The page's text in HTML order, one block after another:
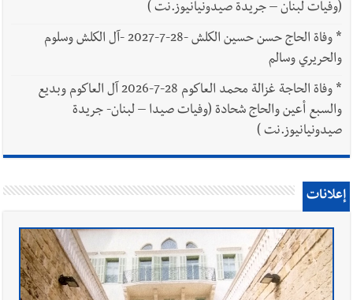
(وفيات لبنان – جريدة صيدونيانيوز.نت )
*
وفاة الحاج حسن حسين الكلش -28-7-2027 -آل الكلش وسلوم
والحريري وسالم
*
وفاة الحاجة غزالة محمد العاكوم 28-7-2026 آل العاكوم وبديع
والسبع أعين والحاج شحادة (وفيات صيدا – لبنان- جريدة
صيدونيانيوز.نت )
إعلانات